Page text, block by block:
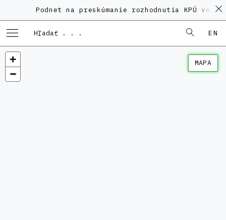
Podnet na preskúmanie rozhodnutia KPÚ vo
EN
MAPA